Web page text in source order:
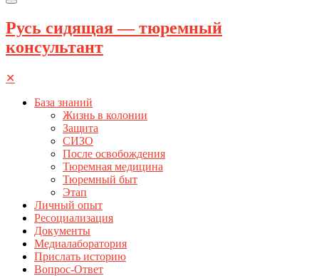
Русь сидящая — тюремный
консультант
✕
База знаний
Жизнь в колонии
Защита
СИЗО
После освобождения
Тюремная медицина
Тюремный быт
Этап
Личный опыт
Ресоциализация
Документы
Медиалаборатория
Прислать историю
Вопрос-Ответ